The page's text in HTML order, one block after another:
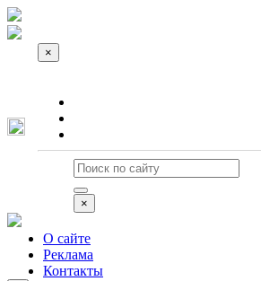
×
×
О сайте
Реклама
Контакты